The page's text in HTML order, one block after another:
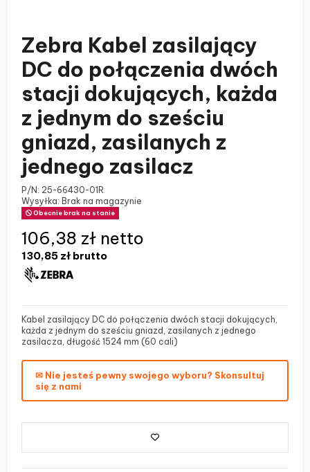
Zebra Kabel zasilający
DC do połączenia dwóch
stacji dokujących, każda
z jednym do sześciu
gniazd, zasilanych z
jednego zasilacz
P/N: 25-66430-01R
Wysyłka: Brak na magazynie
Obecnie brak na stanie
130,85 zł brutto
106,38 zł netto
Kabel zasilający DC do połączenia dwóch stacji dokujących,
każda z jednym do sześciu gniazd, zasilanych z jednego
zasilacza, długość 1524 mm (60 cali)
✉ Nie jesteś pewny swojego wyboru? Skonsultuj
się z nami